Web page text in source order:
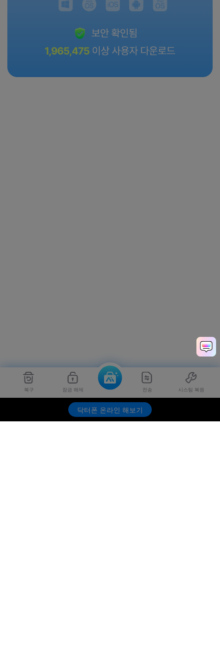
복구 잠금 해제 전송 시스팀 복원
닥터폰 온라인 해보기